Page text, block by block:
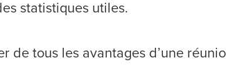
statistiques utiles.
de tous les avantages d’une